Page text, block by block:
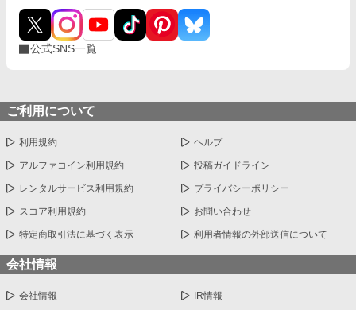
公式SNS一覧
ご利用について
利用規約 ヘルプ
アルファコイン利用規約 投稿ガイドライン
レンタルサービス利用規約 プライバシーポリシー
スコア利用規約 お問い合わせ
特定商取引法に基づく表示 利用者情報の外部送信について
会社情報
会社情報 IR情報